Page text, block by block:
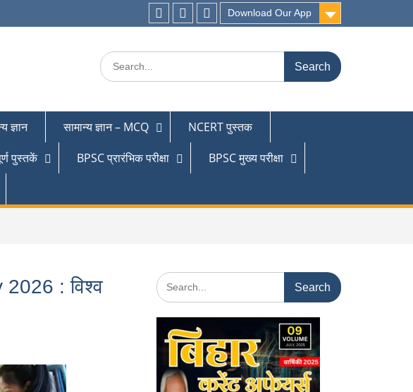
Download Our App
ज्ञान सामान्य ज्ञान – MCQ
NCERT पुस्तक
पुस्तकें BPSC प्रारंभिक परीक्षा
BPSC मुख्य परीक्षा
: विश्व